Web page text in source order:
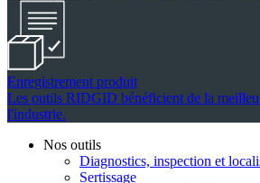
Enregistrement produit
Les outils RIDGID bénéficient de la
l'industrie.
Nos outils
Diagnostics, inspection et
Sertissage